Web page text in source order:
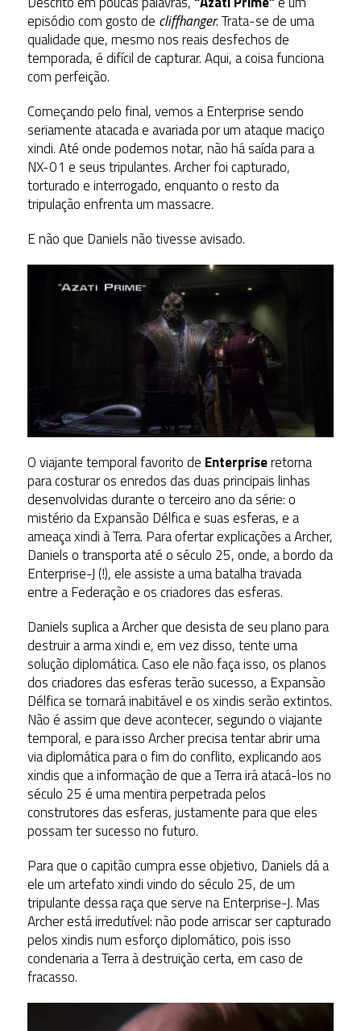
episódio com gosto de cliffhanger. Trata-se de uma
qualidade que, mesmo nos reais desfechos de
temporada, é difícil de capturar. Aqui, a coisa funciona
com perfeição.
Começando pelo final, vemos a Enterprise sendo
seriamente atacada e avariada por um ataque maciço
xindi. Até onde podemos notar, não há saída para a
NX-01 e seus tripulantes. Archer foi capturado,
torturado e interrogado, enquanto o resto da
tripulação enfrenta um massacre.
E não que Daniels não tivesse avisado.
O viajante temporal favorito de Enterpriseretorna
para costurar os enredos das duas principais linhas
desenvolvidas durante o terceiro ano da série: o
mistério da Expansão Délfica e suas esferas, e a
ameaça xindi à Terra. Para ofertar explicações a Archer,
Daniels o transporta até o século 25, onde, a bordo da
Enterprise-J (!), ele assiste a uma batalha travada
entre a Federação e os criadores das esferas.
Daniels suplica a Archer que desista de seu plano para
destruir a arma xindi e, em vez disso, tente uma
solução diplomática. Caso ele não faça isso, os planos
dos criadores das esferas terão sucesso, a Expansão
Délfica se tornará inabitável e os xindis serão extintos.
Não é assim que deve acontecer, segundo o viajante
temporal, e para isso Archer precisa tentar abrir uma
via diplomática para o fim do conflito, explicando aos
xindis que a informação de que a Terra irá atacá-los no
século 25 é uma mentira perpetrada pelos
construtores das esferas, justamente para que eles
possam ter sucesso no futuro.
Para que o capitão cumpra esse objetivo, Daniels dá a
ele um artefato xindi vindo do século 25, de um
tripulante dessa raça que serve na Enterprise-J. Mas
Archer está irredutível: não pode arriscar ser capturado
pelos xindis num esforço diplomático, pois isso
condenaria a Terra à destruição certa, em caso de
fracasso.